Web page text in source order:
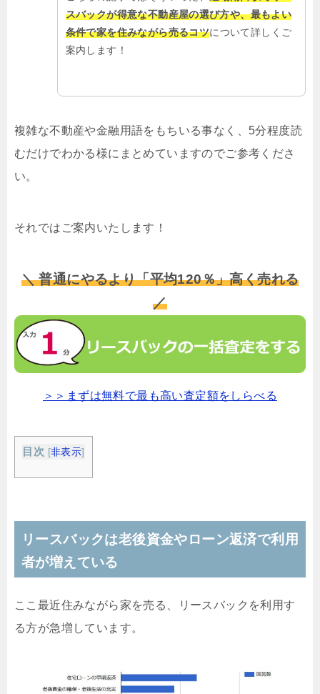
スバックが得意な不動産屋の選び方や、最もよい
条件で家を住みながら売るコツについて詳しくご
案内します！
複雑な不動産や金融用語をもちいる事なく、5分程度読
むだけでわかる様にまとめていますのでご参考くださ
い。
それではご案内いたします！
＼ 普通にやるより「平均120％」高く売れる
／
＞＞まずは無料で最も高い査定額をしらべる
目次 [非表示]
リースバックは老後資金やローン返済で利用
者が増えている
ここ最近住みながら家を売る、リースバックを利用す
る方が急増しています。